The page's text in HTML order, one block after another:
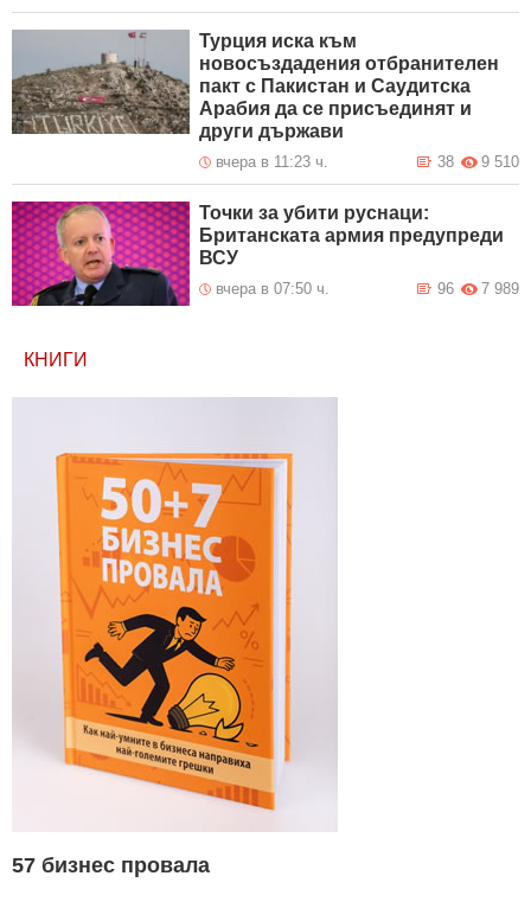
Турция иска към
новосъздадения отбранителен
пакт с Пакистан и Саудитска
Арабия да се присъединят и
други държави
вчера в 11:23 ч. 9 510
38
Точки за убити руснаци:
Британската армия предупреди
ВСУ
вчера в 07:50 ч. 7 989
96
КНИГИ
57 бизнес провала